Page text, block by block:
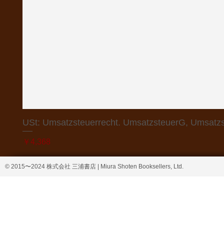
USt: Umsatzsteuerrecht. UmsatzsteuerG,
価格
￥4,368
© 2015〜2024 株式会社 三浦書店 | Miura Shoten Booksellers, Ltd.